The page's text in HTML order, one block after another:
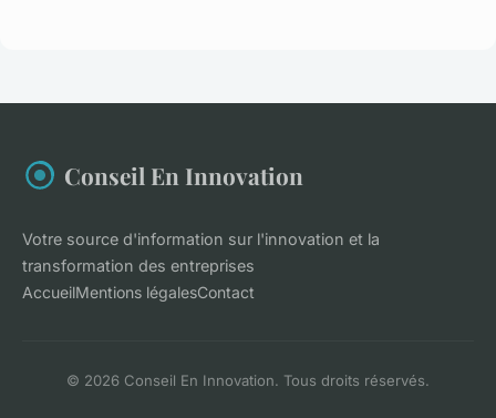
Conseil En Innovation
Votre source d'information sur l'innovation et la
transformation des entreprises
AccueilMentions légalesContact
© 2026 Conseil En Innovation. Tous droits réservés.